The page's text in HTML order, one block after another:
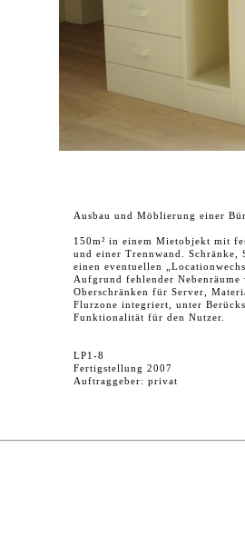
Ausbau und Möblierung einer
150m² in einem Mietobjekt mit
und einer Trennwand. Schränke,
einen eventuellen
Aufgrund fehlender
Oberschränken für Server,
Flurzone integriert, unter
Funktionalität für den Nutzer.
LP1-8
Fertigstellung 2007
Auftraggeber: privat